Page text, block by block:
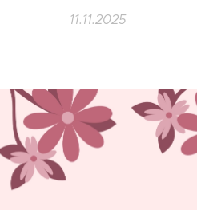
11.11.2025